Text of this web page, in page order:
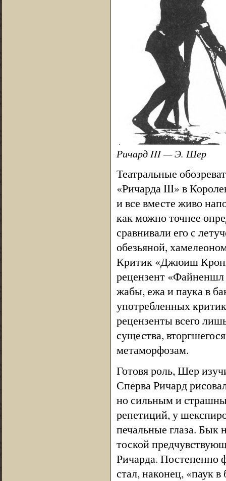
Ричард III — Э. Шер
Театральные
«Ричарда III» в
и все вместе живо
как можно точнее
сравнивали его с
обезьяной,
Критик «Джюиш
рецензент «Файненшл
жабы, ежа и паука в
употребленных
рецензенты всего
существа,
метаморфозам.
Готовя роль, Шер
Сперва Ричард
но сильным и
репетиций, у
печальные глаза. Бык
тоской
Ричарда. Постепенно
стал, наконец, «паук в